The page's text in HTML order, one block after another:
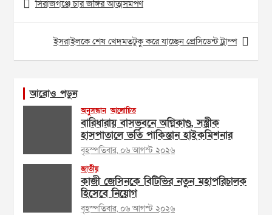
navigation
সিরাজগঞ্জে চার জঙ্গির আত্মসমর্পণ
ইসরাইলকে শেষ খেদমতটুকু করে যাচ্ছেন প্রেসিডেন্ট ট্রাম্প
আরোও পড়ুন
অনুসন্ধান আলোচিত
বারিধারায় বাসভবনে অগ্নিকাণ্ড, সস্ত্রীক
হাসপাতালে ভর্তি পাকিস্তান হাইকমিশনার
বৃহস্পতিবার, ০৬ আগস্ট ২০২৬
জাতীয়
কাজী জেসিনকে বিটিভির নতুন মহাপরিচালক
হিসেবে নিয়োগ
বৃহস্পতিবার, ০৬ আগস্ট ২০২৬